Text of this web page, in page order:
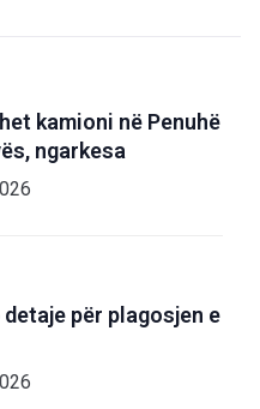
kamioni në Penuhë
ngarkesa
për plagosjen e